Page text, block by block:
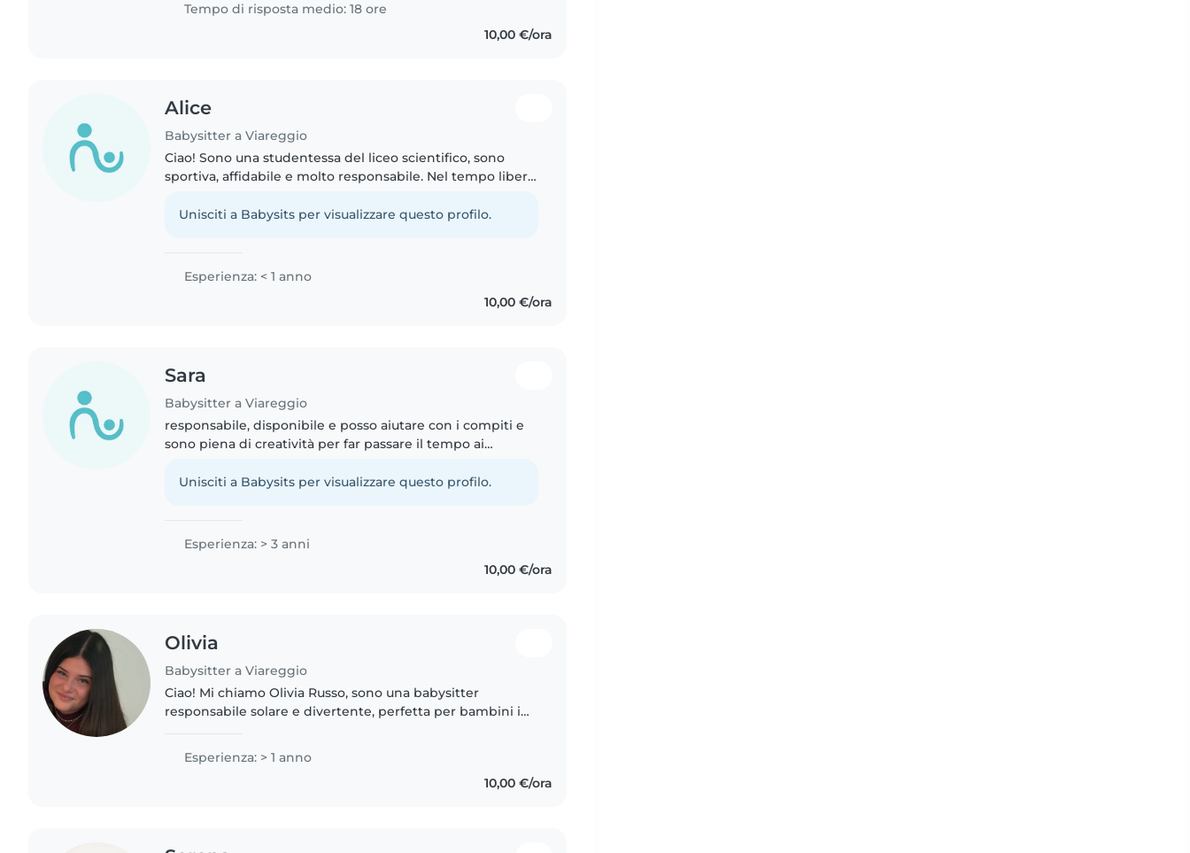
Tempo di risposta medio: 18 ore
10,00 €/ora
Alice
Babysitter a Viareggio
Ciao! Sono una studentessa del liceo scientifico, sono
sportiva, affidabile e molto responsabile. Nel tempo libero
giocare..
Unisciti a Babysits per visualizzare questo profilo.
Esperienza: < 1 anno
10,00 €/ora
Sara
Babysitter a Viareggio
responsabile, disponibile e posso aiutare con i compiti e
sono piena di creatività per far passare il tempo ai
Unisciti a Babysits per visualizzare questo profilo.
Esperienza: > 3 anni
10,00 €/ora
Olivia
Babysitter a Viareggio
Ciao! Mi chiamo Olivia Russo, sono una babysitter
responsabile solare e divertente, perfetta per bambini in
Esperienza: > 1 anno
10,00 €/ora